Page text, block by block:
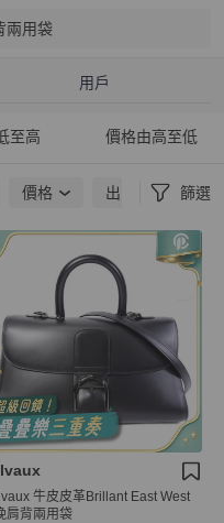
兩用袋
用戶
至高 價格由高至低
價格 出貨地點 篩選
牛皮皮革Brillant East West
肩背兩用袋